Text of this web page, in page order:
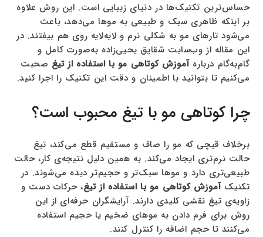
حساس‌ترین تکنیک‌ها در دنیای زیبایی است. این روش علاوه
بر اینکه ظاهری سبک و طبیعی به موها می‌دهد، باعث
می‌شود تارهای مو به شکلی نرم و لایه‌لایه روی هم بیفتند. در
این مقاله از وب‌سایت شقایق یحیی‌زاده به‌صورت کامل و
گام‌به‌گام دربارهآموزش کوتاهی مو با استفاده از تیغ صحبت
می‌کنیم تا بتوانید با اطمینان و دقت این تکنیک را اجرا کنید.
چرا کوتاهی مو با تیغ محبوب است؟
برخلاف قیچی که مو را صاف و مستقیم قطع می‌کند، تیغ
حالت نرم‌تری ایجاد می‌کند. به همین دلیل نتیجه‌ی کار، حالت
طبیعی‌تری دارد و موها سبک‌تر و حجیم‌تر دیده می‌شوند. در
تکنیکآموزش کوتاهی مو با استفاده از تیغ، حرکات دست و
زاویه‌ی تیغ نقشی کلیدی دارند. آرایشگران حرفه‌ای از این
روش برای فرم دادن به موهای ضخیم یا حجیم استفاده
می‌کنند تا حجم اضافه را کنترل کنند.